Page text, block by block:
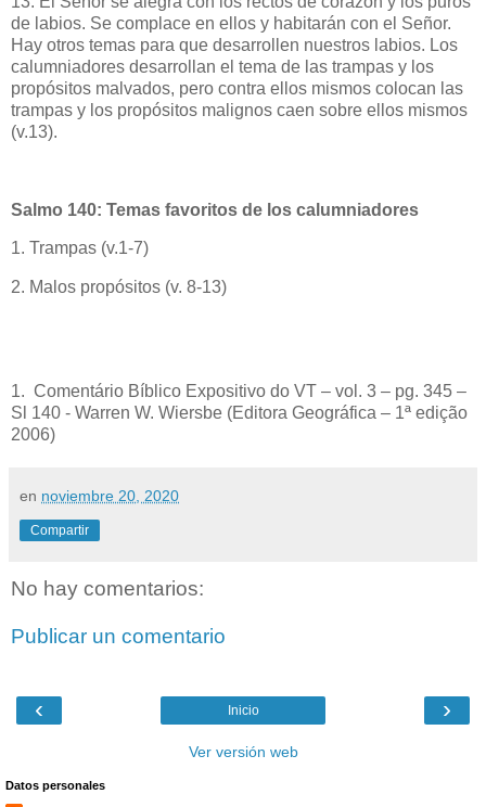
de labios. Se complace en ellos y habitarán con el Señor.
Hay otros temas para que desarrollen nuestros labios. Los
calumniadores desarrollan el tema de las trampas y los
propósitos malvados, pero contra ellos mismos colocan las
trampas y los propósitos malignos caen sobre ellos mismos
(v.13).
Salmo 140: Temas favoritos de los calumniadores
1. Trampas (v.1-7)
2. Malos propósitos (v. 8-13)
1. Comentário Bíblico Expositivo do VT – vol. 3 – pg. 345 –
Sl 140 - Warren W. Wiersbe (Editora Geográfica – 1ª edição
2006)
en noviembre 20, 2020
Compartir
No hay comentarios:
Publicar un comentario
‹ ›
Inicio
Ver versión web
Datos personales